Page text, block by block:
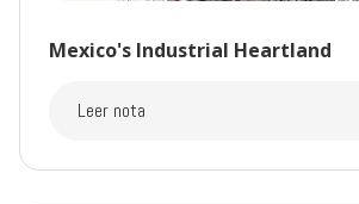
Mexico's Industrial Heartland
Leer nota